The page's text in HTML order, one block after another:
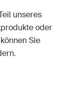
unseres
oder
Sie